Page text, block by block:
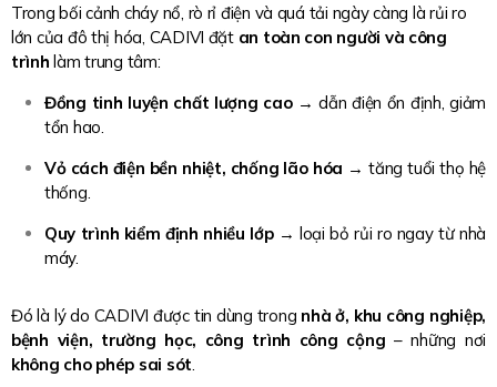
Trong bối cảnh cháy nổ, rò rỉ điện và quá tải ngày càng là rủi ro
lớn của đô thị hóa, CADIVI đặt an toàn con người và công
trình làm trung tâm:
Đồng tinh luyện chất lượng cao→ dẫn điện ổn định, giảm
tổn hao.
Vỏ cách điện bền nhiệt, chống lão hóa → tăng tuổi thọ hệ
thống.
Quy trình kiểm định nhiều lớp→ loại bỏ rủi ro ngay từ nhà
máy.
Đó là lý do CADIVI được tin dùng trong nhà ở, khu công nghiệp,
bệnh viện, trường học, công trình công cộng – những nơi
không cho phép sai sót